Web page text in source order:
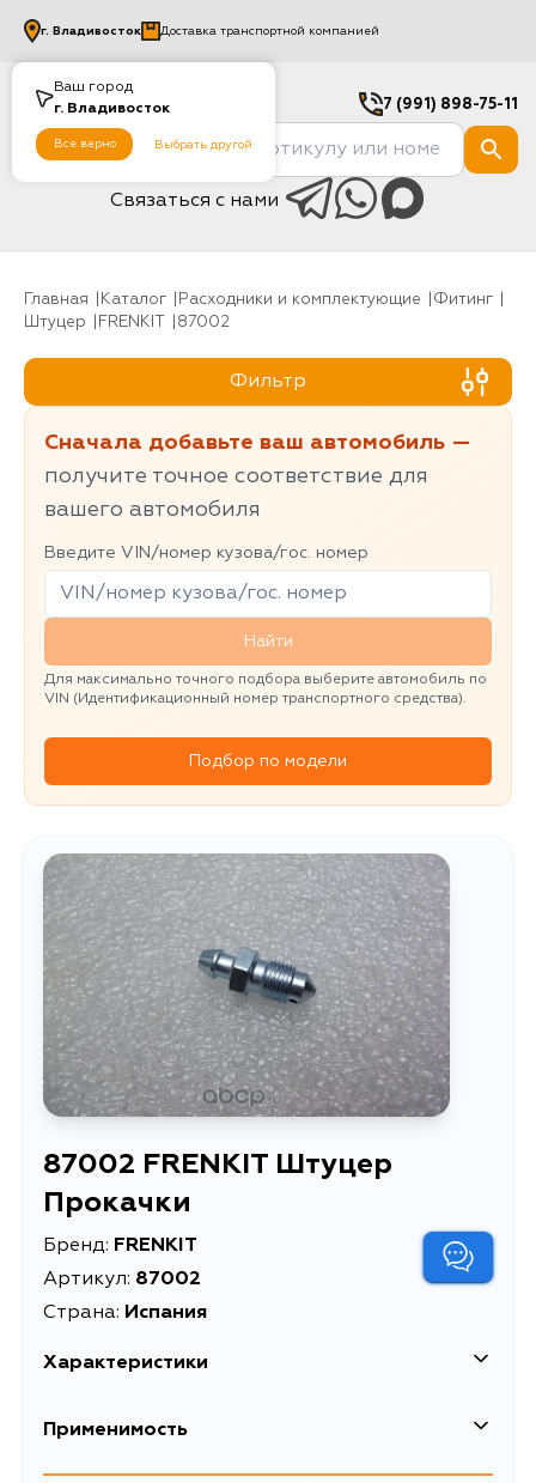
Ваш город
г. Владивосток
Все верно Выбрать другой
г. Владивосток Доставка транспортной компанией
7 (991) 898-75-11
Связаться с нами
Главная Каталог Расходники и комплектующие
фитинг
Штуцер
FRENKIT 87002
Фильтр
Сначала добавьте ваш автомобиль —
получите точное соответствие для
вашего автомобиля
Введите VIN/номер кузова/гос. номер
Найти
Для максимально точного подбора выберите автомобиль по
VIN (Идентификационный номер транспортного средства).
Подбор по модели
87002 FRENKIT Штуцер
Прокачки
Бренд: FRENKIT
Артикул: 87002
Страна: Испания
Характеристики
EAN-13
Применимость